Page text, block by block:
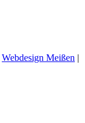
Webdesign Meißen |